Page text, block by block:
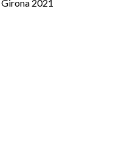
2021